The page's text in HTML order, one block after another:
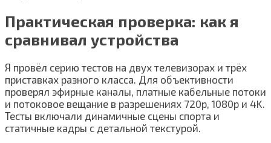
Практическая проверка: как я
сравнивал устройства
Я провёл серию тестов на двух телевизорах и трёх
приставках разного класса. Для объективности
проверял эфирные каналы, платные кабельные потоки
и потоковое вещание в разрешениях 720p, 1080p и 4K.
Тесты включали динамичные сцены спорта и
статичные кадры с детальной текстурой.